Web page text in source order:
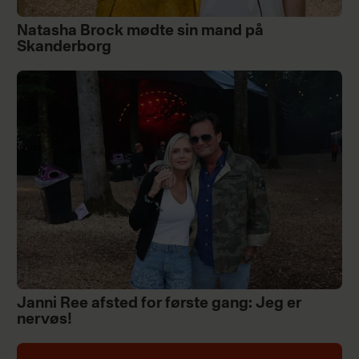
Natasha Brock mødte sin mand på
Skanderborg
Janni Ree afsted for første gang: Jeg er
nervøs!